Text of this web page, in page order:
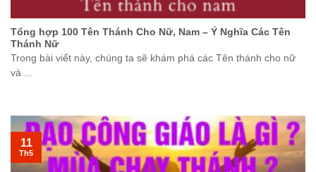
Tổng hợp 100 Tên Thánh Cho Nữ, Nam – Ý Nghĩa Các Tên
Thánh Nữ
Trong bài viết này, chúng ta sẽ khám phá các Tên thánh cho nữ
và ...
11
Th5